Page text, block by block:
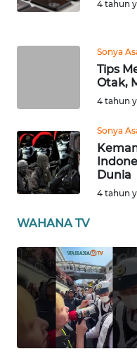
4 tahun
Sonya
Tips
Otak,
4 tahun
Sonya
Dunia
4 tahun
WAHANA TV
AKHLAK
ID
SONYA
NEWS
Informasi
INDEKS
BERITA
KONTAK